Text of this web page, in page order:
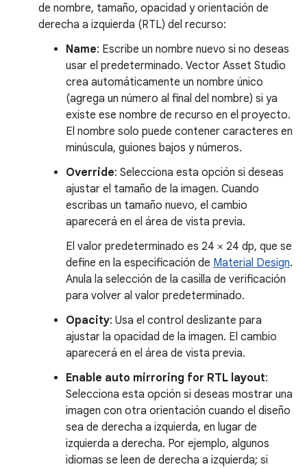
de nombre, tamaño, opacidad y orientación de
derecha a izquierda (RTL) del recurso:
Name: Escribe un nombre nuevo si no deseas
usar el predeterminado. Vector Asset Studio
crea automáticamente un nombre único
(agrega un número al final del nombre) si ya
existe ese nombre de recurso en el proyecto.
El nombre solo puede contener caracteres en
minúscula, guiones bajos y números.
Override: Selecciona esta opción si deseas
ajustar el tamaño de la imagen. Cuando
escribas un tamaño nuevo, el cambio
aparecerá en el área de vista previa.
El valor predeterminado es 24 × 24 dp, que se
define en la especificación de Material Design.
Anula la selección de la casilla de verificación
para volver al valor predeterminado.
Opacity: Usa el control deslizante para
ajustar la opacidad de la imagen. El cambio
aparecerá en el área de vista previa.
Enable auto mirroring for RTL layout:
Selecciona esta opción si deseas mostrar una
imagen con otra orientación cuando el diseño
sea de derecha a izquierda, en lugar de
izquierda a derecha. Por ejemplo, algunos
idiomas se leen de derecha a izquierda; si